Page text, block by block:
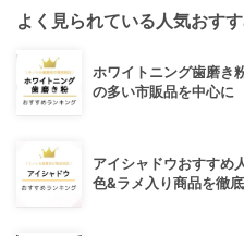
よく見られている人気おす
ホワイトニング歯磨き
の多い市販品を中心に
アイシャドウおすすめ
色&ラメ入り商品を徹底